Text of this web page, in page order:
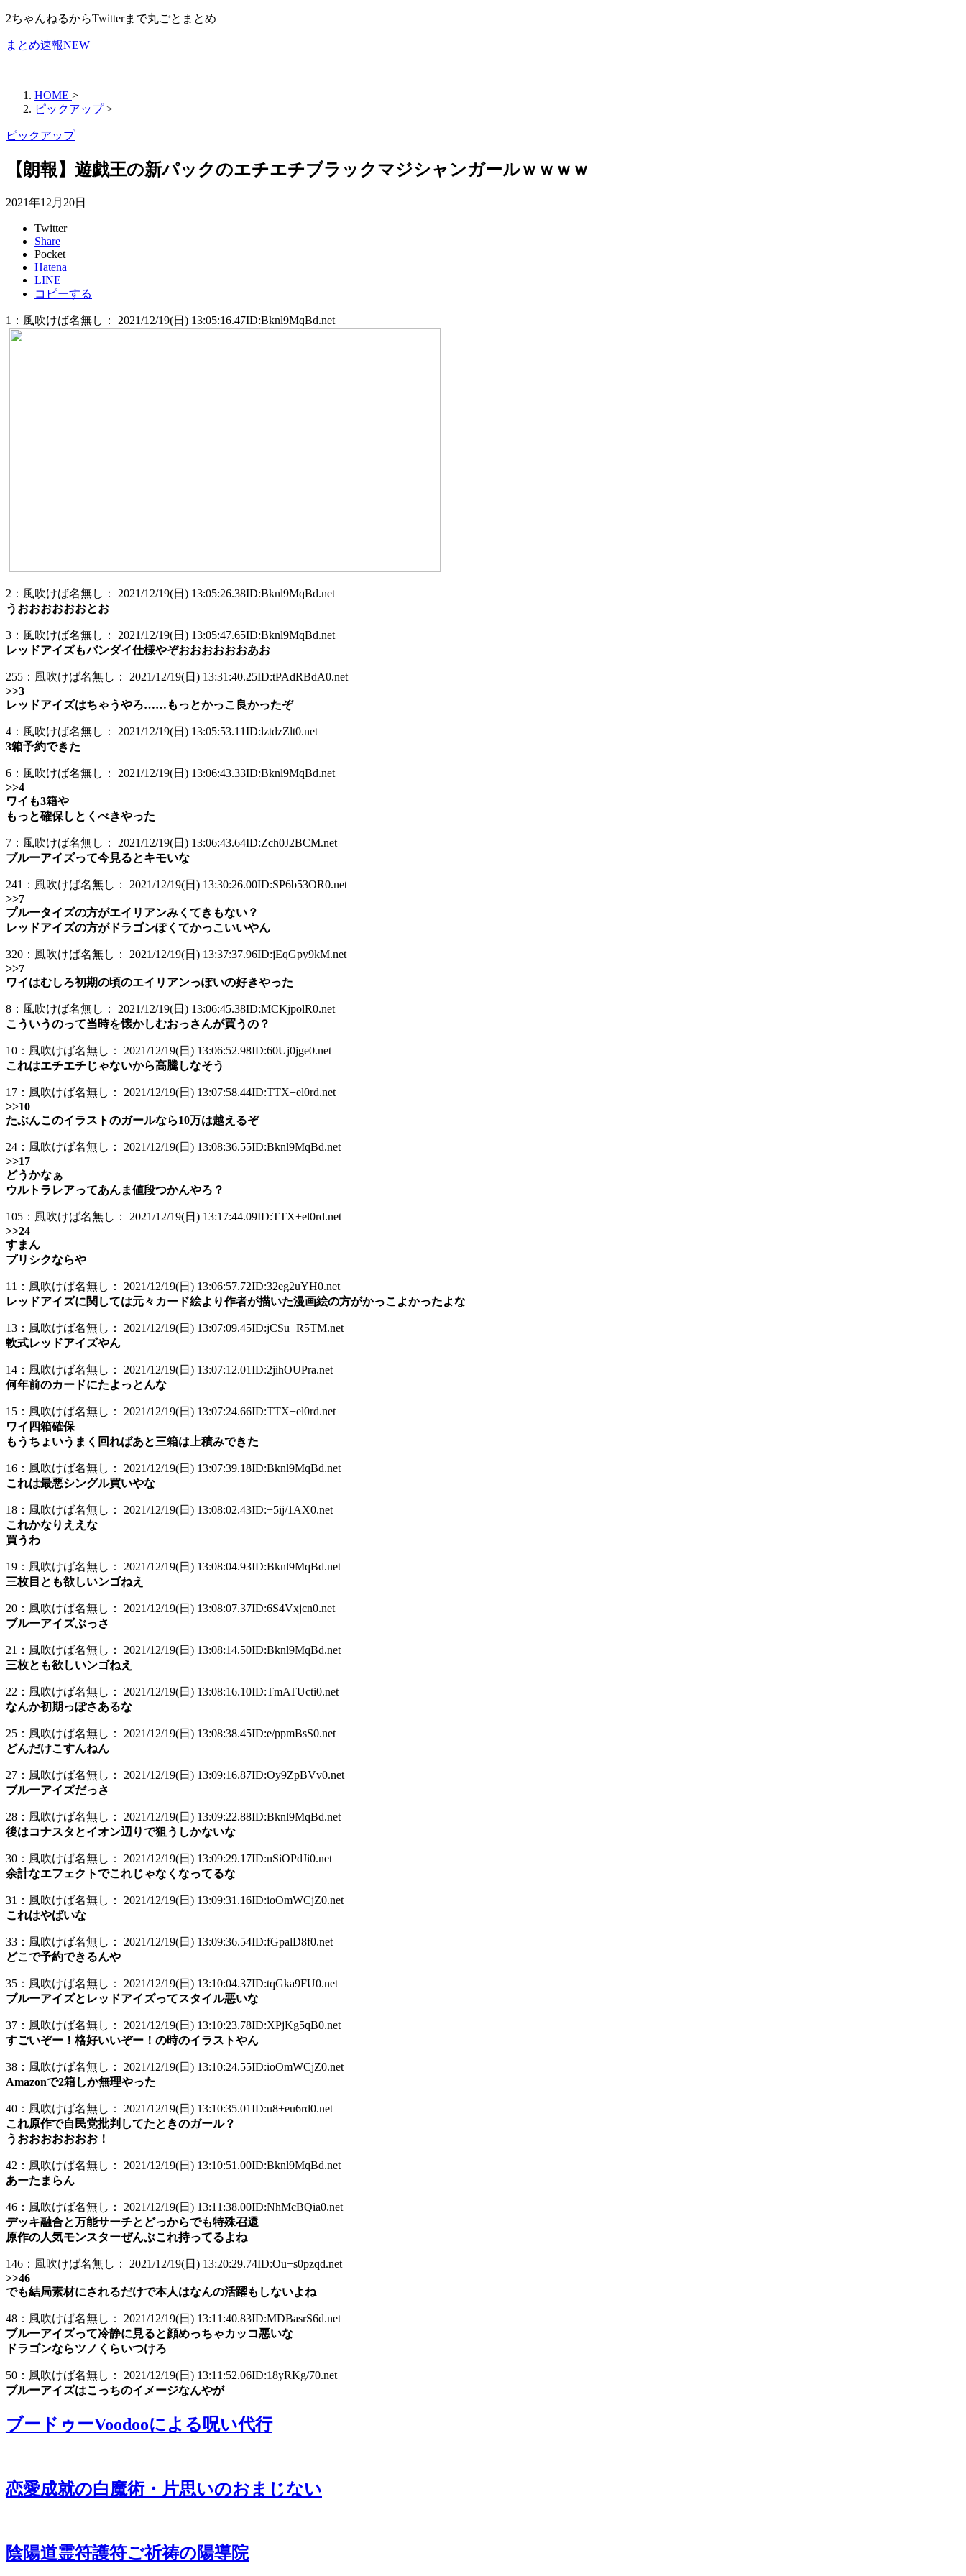
2ちゃんねるからTwitterまで丸ごとまとめ
まとめ速報NEW
HOME >
ピックアップ >
ピックアップ
【朗報】遊戯王の新パックのエチエチブラックマジシャンガールｗｗｗｗ
2021年12月20日
Twitter
Share
Pocket
Hatena
LINE
コピーする
1：風吹けば名無し： 2021/12/19(日) 13:05:16.47ID:Bknl9MqBd.net
2：風吹けば名無し： 2021/12/19(日) 13:05:26.38ID:Bknl9MqBd.net
うおおおおおおとお
3：風吹けば名無し： 2021/12/19(日) 13:05:47.65ID:Bknl9MqBd.net
レッドアイズもバンダイ仕様やぞおおおおおおあお
255：風吹けば名無し： 2021/12/19(日) 13:31:40.25ID:tPAdRBdA0.net
>>3
レッドアイズはちゃうやろ……もっとかっこ良かったぞ
4：風吹けば名無し： 2021/12/19(日) 13:05:53.11ID:lztdzZlt0.net
3箱予約できた
6：風吹けば名無し： 2021/12/19(日) 13:06:43.33ID:Bknl9MqBd.net
>>4
ワイも3箱や
もっと確保しとくべきやった
7：風吹けば名無し： 2021/12/19(日) 13:06:43.64ID:Zch0J2BCM.net
ブルーアイズって今見るとキモいな
241：風吹けば名無し： 2021/12/19(日) 13:30:26.00ID:SP6b53OR0.net
>>7
プルータイズの方がエイリアンみくてきもない？
レッドアイズの方がドラゴンぽくてかっこいいやん
320：風吹けば名無し： 2021/12/19(日) 13:37:37.96ID:jEqGpy9kM.net
>>7
ワイはむしろ初期の頃のエイリアンっぽいの好きやった
8：風吹けば名無し： 2021/12/19(日) 13:06:45.38ID:MCKjpolR0.net
こういうのって当時を懐かしむおっさんが買うの？
10：風吹けば名無し： 2021/12/19(日) 13:06:52.98ID:60Uj0jge0.net
これはエチエチじゃないから高騰しなそう
17：風吹けば名無し： 2021/12/19(日) 13:07:58.44ID:TTX+el0rd.net
>>10
たぶんこのイラストのガールなら10万は越えるぞ
24：風吹けば名無し： 2021/12/19(日) 13:08:36.55ID:Bknl9MqBd.net
>>17
どうかなぁ
ウルトラレアってあんま値段つかんやろ？
105：風吹けば名無し： 2021/12/19(日) 13:17:44.09ID:TTX+el0rd.net
>>24
すまん
プリシクならや
11：風吹けば名無し： 2021/12/19(日) 13:06:57.72ID:32eg2uYH0.net
レッドアイズに関しては元々カード絵より作者が描いた漫画絵の方がかっこよかったよな
13：風吹けば名無し： 2021/12/19(日) 13:07:09.45ID:jCSu+R5TM.net
軟式レッドアイズやん
14：風吹けば名無し： 2021/12/19(日) 13:07:12.01ID:2jihOUPra.net
何年前のカードにたよっとんな
15：風吹けば名無し： 2021/12/19(日) 13:07:24.66ID:TTX+el0rd.net
ワイ四箱確保
もうちょいうまく回ればあと三箱は上積みできた
16：風吹けば名無し： 2021/12/19(日) 13:07:39.18ID:Bknl9MqBd.net
これは最悪シングル買いやな
18：風吹けば名無し： 2021/12/19(日) 13:08:02.43ID:+5ij/1AX0.net
これかなりええな
買うわ
19：風吹けば名無し： 2021/12/19(日) 13:08:04.93ID:Bknl9MqBd.net
三枚目とも欲しいンゴねえ
20：風吹けば名無し： 2021/12/19(日) 13:08:07.37ID:6S4Vxjcn0.net
ブルーアイズぶっさ
21：風吹けば名無し： 2021/12/19(日) 13:08:14.50ID:Bknl9MqBd.net
三枚とも欲しいンゴねえ
22：風吹けば名無し： 2021/12/19(日) 13:08:16.10ID:TmATUcti0.net
なんか初期っぽさあるな
25：風吹けば名無し： 2021/12/19(日) 13:08:38.45ID:e/ppmBsS0.net
どんだけこすんねん
27：風吹けば名無し： 2021/12/19(日) 13:09:16.87ID:Oy9ZpBVv0.net
ブルーアイズだっさ
28：風吹けば名無し： 2021/12/19(日) 13:09:22.88ID:Bknl9MqBd.net
後はコナスタとイオン辺りで狙うしかないな
30：風吹けば名無し： 2021/12/19(日) 13:09:29.17ID:nSiOPdJi0.net
余計なエフェクトでこれじゃなくなってるな
31：風吹けば名無し： 2021/12/19(日) 13:09:31.16ID:ioOmWCjZ0.net
これはやばいな
33：風吹けば名無し： 2021/12/19(日) 13:09:36.54ID:fGpalD8f0.net
どこで予約できるんや
35：風吹けば名無し： 2021/12/19(日) 13:10:04.37ID:tqGka9FU0.net
ブルーアイズとレッドアイズってスタイル悪いな
37：風吹けば名無し： 2021/12/19(日) 13:10:23.78ID:XPjKg5qB0.net
すごいぞー！格好いいぞー！の時のイラストやん
38：風吹けば名無し： 2021/12/19(日) 13:10:24.55ID:ioOmWCjZ0.net
Amazonで2箱しか無理やった
40：風吹けば名無し： 2021/12/19(日) 13:10:35.01ID:u8+eu6rd0.net
これ原作で自民党批判してたときのガール？
うおおおおおおお！
42：風吹けば名無し： 2021/12/19(日) 13:10:51.00ID:Bknl9MqBd.net
あーたまらん
46：風吹けば名無し： 2021/12/19(日) 13:11:38.00ID:NhMcBQia0.net
デッキ融合と万能サーチとどっからでも特殊召還
原作の人気モンスターぜんぶこれ持ってるよね
146：風吹けば名無し： 2021/12/19(日) 13:20:29.74ID:Ou+s0pzqd.net
>>46
でも結局素材にされるだけで本人はなんの活躍もしないよね
48：風吹けば名無し： 2021/12/19(日) 13:11:40.83ID:MDBasrS6d.net
ブルーアイズって冷静に見ると顔めっちゃカッコ悪いな
ドラゴンならツノくらいつけろ
50：風吹けば名無し： 2021/12/19(日) 13:11:52.06ID:18yRKg/70.net
ブルーアイズはこっちのイメージなんやが
ブードゥーVoodooによる呪い代行
恋愛成就の白魔術・片思いのおまじない
陰陽道霊符護符ご祈祷の陽導院